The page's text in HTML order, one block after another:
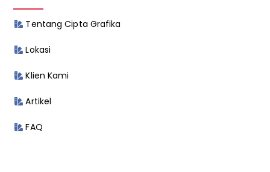
Tentang Cipta Grafika
Lokasi
Klien Kami
Artikel
FAQ